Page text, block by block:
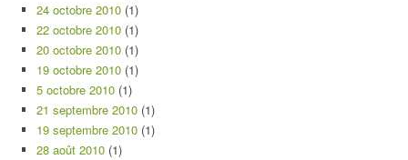
24 octobre 2010 (1)
22 octobre 2010 (1)
20 octobre 2010 (1)
19 octobre 2010 (1)
5 octobre 2010 (1)
21 septembre 2010 (1)
19 septembre 2010 (1)
28 août 2010 (1)